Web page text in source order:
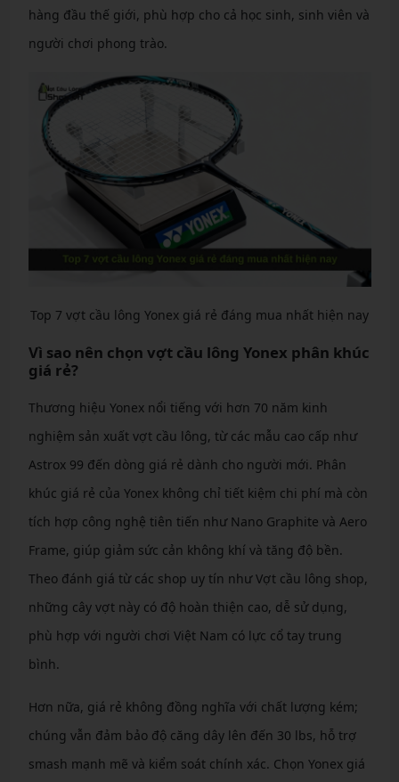
hàng đầu thế giới, phù hợp cho cả học sinh, sinh viên và
người chơi phong trào.
Top 7 vợt cầu lông Yonex giá rẻ đáng mua nhất hiện nay
Vì sao nên chọn vợt cầu lông Yonex phân khúc
giá rẻ?
Thương hiệu Yonex nổi tiếng với hơn 70 năm kinh
nghiệm sản xuất vợt cầu lông, từ các mẫu cao cấp như
Astrox 99 đến dòng giá rẻ dành cho người mới. Phân
khúc giá rẻ của Yonex không chỉ tiết kiệm chi phí mà còn
tích hợp công nghệ tiên tiến như Nano Graphite và Aero
Frame, giúp giảm sức cản không khí và tăng độ bền.
Theo đánh giá từ các shop uy tín như Vợt cầu lông shop,
những cây vợt này có độ hoàn thiện cao, dễ sử dụng,
phù hợp với người chơi Việt Nam có lực cổ tay trung
bình.
Hơn nữa, giá rẻ không đồng nghĩa với chất lượng kém;
chúng vẫn đảm bảo độ căng dây lên đến 30 lbs, hỗ trợ
smash mạnh mẽ và kiểm soát chính xác. Chọn Yonex giá